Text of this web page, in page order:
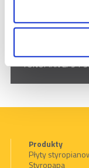
TONOPIAN EPS T
Produkty
Płyty
Styropapa